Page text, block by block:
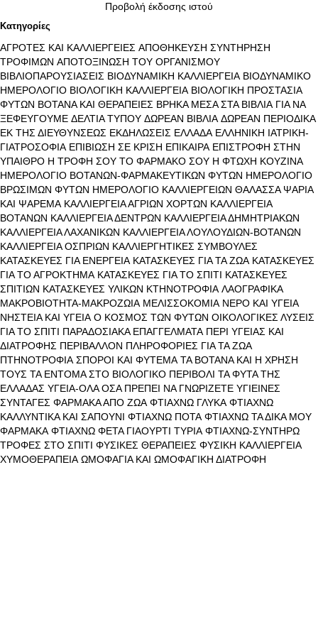
Προβολή έκδοσης ιστού
Κατηγορίες
ΑΓΡΟΤΕΣ ΚΑΙ ΚΑΛΛΙΕΡΓΕΙΕΣ ΑΠΟΘΗΚΕΥΣΗ ΣΥΝΤΗΡΗΣΗ
ΤΡΟΦΙΜΩΝ ΑΠΟΤΟΞΙΝΩΣΗ ΤΟΥ ΟΡΓΑΝΙΣΜΟΥ
ΒΙΒΛΙΟΠΑΡΟΥΣΙΑΣΕΙΣ ΒΙΟΔΥΝΑΜΙΚΗ ΚΑΛΛΙΕΡΓΕΙΑ ΒΙΟΔΥΝΑΜΙΚΟ
ΗΜΕΡΟΛΟΓΙΟ ΒΙΟΛΟΓΙΚΗ ΚΑΛΛΙΕΡΓΕΙΑ ΒΙΟΛΟΓΙΚΗ ΠΡΟΣΤΑΣΙΑ
ΦΥΤΩΝ ΒΟΤΑΝΑ ΚΑΙ ΘΕΡΑΠΕΙΕΣ ΒΡΗΚΑ ΜΕΣΑ ΣΤΑ ΒΙΒΛΙΑ ΓΙΑ ΝΑ
ΞΕΦΕΥΓΟΥΜΕ ΔΕΛΤΙΑ ΤΥΠΟΥ ΔΩΡΕΑΝ ΒΙΒΛΙΑ ΔΩΡΕΑΝ ΠΕΡΙΟΔΙΚΑ
ΕΚ ΤΗΣ ΔΙΕΥΘΥΝΣΕΩΣ ΕΚΔΗΛΩΣΕΙΣ ΕΛΛΑΔΑ ΕΛΛΗΝΙΚΗ ΙΑΤΡΙΚΗ-
ΓΙΑΤΡΟΣΟΦΙΑ ΕΠΙΒΙΩΣΗ ΣΕ ΚΡΙΣΗ ΕΠΙΚΑΙΡΑ ΕΠΙΣΤΡΟΦΗ ΣΤΗΝ
ΥΠΑΙΘΡΟ Η ΤΡΟΦΗ ΣΟΥ ΤΟ ΦΑΡΜΑΚΟ ΣΟΥ Η ΦΤΩΧΗ ΚΟΥΖΙΝΑ
ΗΜΕΡΟΛΟΓΙΟ ΒΟΤΑΝΩΝ-ΦΑΡΜΑΚΕΥΤΙΚΩΝ ΦΥΤΩΝ ΗΜΕΡΟΛΟΓΙΟ
ΒΡΩΣΙΜΩΝ ΦΥΤΩΝ ΗΜΕΡΟΛΟΓΙΟ ΚΑΛΛΙΕΡΓΕΙΩΝ ΘΑΛΑΣΣΑ ΨΑΡΙΑ
ΚΑΙ ΨΑΡΕΜΑ ΚΑΛΛΙΕΡΓΕΙΑ ΑΓΡΙΩΝ ΧΟΡΤΩΝ ΚΑΛΛΙΕΡΓΕΙΑ
ΒΟΤΑΝΩΝ ΚΑΛΛΙΕΡΓΕΙΑ ΔΕΝΤΡΩΝ ΚΑΛΛΙΕΡΓΕΙΑ ΔΗΜΗΤΡΙΑΚΩΝ
ΚΑΛΛΙΕΡΓΕΙΑ ΛΑΧΑΝΙΚΩΝ ΚΑΛΛΙΕΡΓΕΙΑ ΛΟΥΛΟΥΔΙΩΝ-ΒΟΤΑΝΩΝ
ΚΑΛΛΙΕΡΓΕΙΑ ΟΣΠΡΙΩΝ ΚΑΛΛΙΕΡΓΗΤΙΚΕΣ ΣΥΜΒΟΥΛΕΣ
ΚΑΤΑΣΚΕΥΕΣ ΓΙΑ ΕΝΕΡΓΕΙΑ ΚΑΤΑΣΚΕΥΕΣ ΓΙΑ ΤΑ ΖΩΑ ΚΑΤΑΣΚΕΥΕΣ
ΓΙΑ ΤΟ ΑΓΡΟΚΤΗΜΑ ΚΑΤΑΣΚΕΥΕΣ ΓΙΑ ΤΟ ΣΠΙΤΙ ΚΑΤΑΣΚΕΥΕΣ
ΣΠΙΤΙΩΝ ΚΑΤΑΣΚΕΥΕΣ ΥΛΙΚΩΝ ΚΤΗΝΟΤΡΟΦΙΑ ΛΑΟΓΡΑΦΙΚΑ
ΜΑΚΡΟΒΙΟΤΗΤΑ-ΜΑΚΡΟΖΩΙΑ ΜΕΛΙΣΣΟΚΟΜΙΑ ΝΕΡΟ ΚΑΙ ΥΓΕΙΑ
ΝΗΣΤΕΙΑ ΚΑΙ ΥΓΕΙΑ Ο ΚΟΣΜΟΣ ΤΩΝ ΦΥΤΩΝ ΟΙΚΟΛΟΓΙΚΕΣ ΛΥΣΕΙΣ
ΓΙΑ ΤΟ ΣΠΙΤΙ ΠΑΡΑΔΟΣΙΑΚΑ ΕΠΑΓΓΕΛΜΑΤΑ ΠΕΡΙ ΥΓΕΙΑΣ ΚΑΙ
ΔΙΑΤΡΟΦΗΣ ΠΕΡΙΒΑΛΛΟΝ ΠΛΗΡΟΦΟΡΙΕΣ ΓΙΑ ΤΑ ΖΩΑ
ΠΤΗΝΟΤΡΟΦΙΑ ΣΠΟΡΟΙ ΚΑΙ ΦΥΤΕΜΑ ΤΑ ΒΟΤΑΝΑ ΚΑΙ Η ΧΡΗΣΗ
ΤΟΥΣ ΤΑ ΕΝΤΟΜΑ ΣΤΟ ΒΙΟΛΟΓΙΚΟ ΠΕΡΙΒΟΛΙ ΤΑ ΦΥΤΑ ΤΗΣ
ΕΛΛΑΔΑΣ ΥΓΕΙΑ-ΟΛΑ ΟΣΑ ΠΡΕΠΕΙ ΝΑ ΓΝΩΡΙΖΕΤΕ ΥΓΙΕΙΝΕΣ
ΣΥΝΤΑΓΕΣ ΦΑΡΜΑΚΑ ΑΠΟ ΖΩΑ ΦΤΙΑΧΝΩ ΓΛΥΚΑ ΦΤΙΑΧΝΩ
ΚΑΛΛΥΝΤΙΚΑ ΚΑΙ ΣΑΠΟΥΝΙ ΦΤΙΑΧΝΩ ΠΟΤΑ ΦΤΙΑΧΝΩ ΤΑ ΔΙΚΑ ΜΟΥ
ΦΑΡΜΑΚΑ ΦΤΙΑΧΝΩ ΦΕΤΑ ΓΙΑΟΥΡΤΙ ΤΥΡΙΑ ΦΤΙΑΧΝΩ-ΣΥΝΤΗΡΩ
ΤΡΟΦΕΣ ΣΤΟ ΣΠΙΤΙ ΦΥΣΙΚΕΣ ΘΕΡΑΠΕΙΕΣ ΦΥΣΙΚΗ ΚΑΛΛΙΕΡΓΕΙΑ
ΧΥΜΟΘΕΡΑΠΕΙΑ ΩΜΟΦΑΓΙΑ ΚΑΙ ΩΜΟΦΑΓΙΚΗ ΔΙΑΤΡΟΦΗ